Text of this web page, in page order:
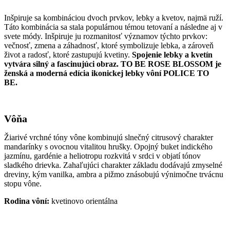
Inšpiruje sa kombináciou dvoch prvkov, lebky a kvetov, najmä ruží.
Táto kombinácia sa stala populárnou témou tetovaní a následne aj v
svete módy. Inšpiruje ju rozmanitosť významov týchto prvkov:
večnosť, zmena a záhadnosť, ktoré symbolizuje lebka, a zároveň
život a radosť, ktoré zastupujú kvetiny. Spojenie lebky a kvetín
vytvára silný a fascinujúci obraz. TO BE ROSE BLOSSOM je
ženská a moderná edícia ikonickej lebky vôní POLICE TO
BE.
Vôňa
Žiarivé vrchné tóny vône kombinujú slnečný citrusový charakter
mandarínky s ovocnou vitalitou hrušky. Opojný buket indického
jazmínu, gardénie a heliotropu rozkvitá v srdci v objatí tónov
sladkého drievka. Zahaľujúci charakter základu dodávajú zmyselné
dreviny, kým vanilka, ambra a pižmo znásobujú výnimočne trvácnu
stopu vône.
Rodina vôní: kvetinovo orientálna